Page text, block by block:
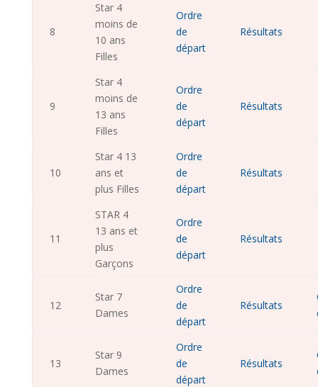
8
Star 4
moins de
10 ans
Filles
Ordre
de
départ
Résultats
9
Star 4
moins de
13 ans
Filles
Ordre
de
départ
Résultats
10
Star 4 13
ans et
plus Filles
Ordre
de
départ
Résultats
11
STAR 4
13 ans et
plus
Garçons
Ordre
de
départ
Résultats
12
Star 7
Dames
Ordre
de
départ
Résultats
13
Star 9
Dames
Ordre
de
départ
Résultats